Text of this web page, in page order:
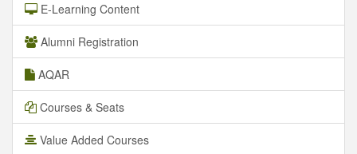
E-Learning Content
Alumni Registration
AQAR
Courses & Seats
Value Added Courses